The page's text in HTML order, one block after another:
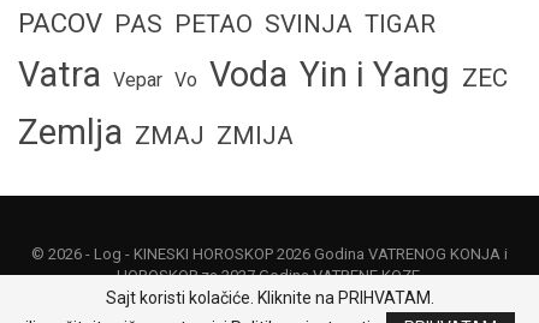
PACOV PAS PETAO SVINJA TIGAR
Vatra Vepar Vo Voda Yin i Yang ZEC
Zemlja ZMAJ ZMIJA
© 2026 - Log - KINESKI HOROSKOP 2026 Godina VATRENOG KONJA i
HOROSKOP za 2027 Godina VATRENE KOZE.
Politika privatnosti|Uslovi korišćenja| O nama |Kontakt|Odricanje od
Sajt koristi kolačiće. Kliknite na PRIHVATAM.